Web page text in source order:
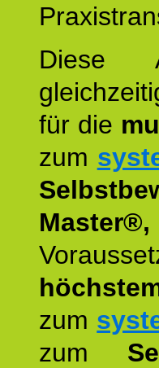
Diese
für die
zum
Master®,
zum
zum